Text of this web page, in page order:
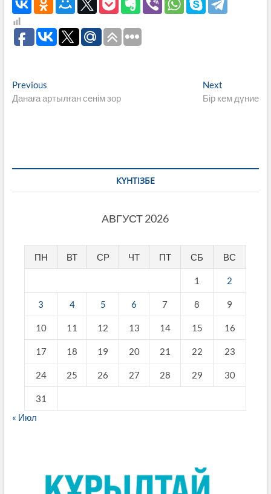
Навигация
по
PreviousPrevious
post:
Данаға артылған сенім зор
Next
post:
Бір кем дүние
КҮНТІЗБЕ
АВГУСТ 2026
ПН ВТ СР ЧТ ПТ СБ ВС
1 2
3 4 5 6 7 8 9
10 11 12 13 14 15 16
17 18 19 20 21 22 23
24 25 26 27 28 29 30
31
« Июл